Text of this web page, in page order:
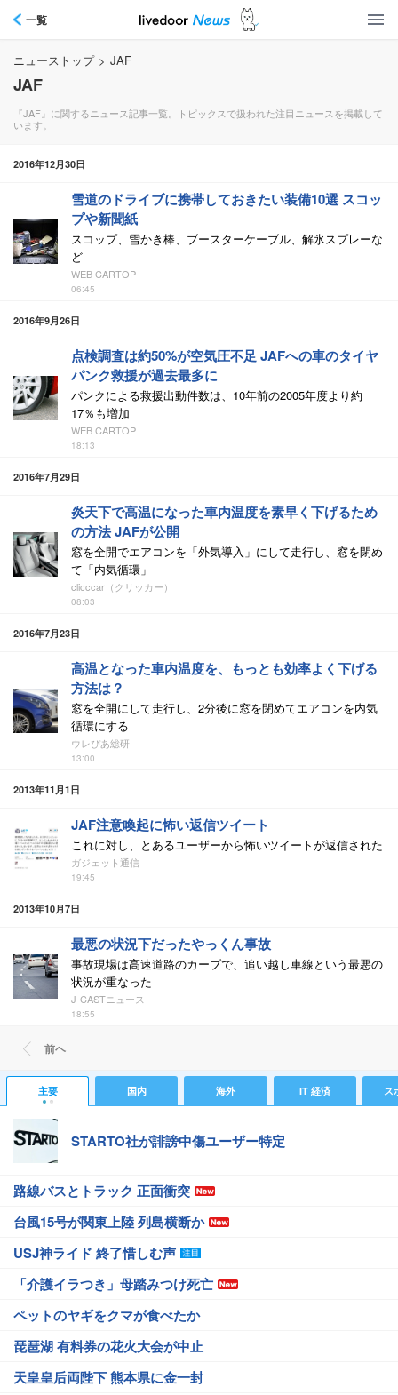
一覧
ニューストップ > JAF
JAF
『JAF』に関するニュース記事一覧。トピックスで扱われた注目ニュースを掲載して
います。
2016年12月30日
雪道のドライブに携帯しておきたい装備10選 スコッ
プや新聞紙
スコップ、雪かき棒、ブースターケーブル、解氷スプレーな
ど
WEB CARTOP
06:45
2016年9月26日
点検調査は約50%が空気圧不足 JAFへの車のタイヤ
パンク救援が過去最多に
パンクによる救援出動件数は、10年前の2005年度より約
17％も増加
WEB CARTOP
18:13
2016年7月29日
炎天下で高温になった車内温度を素早く下げるため
の方法 JAFが公開
窓を全開でエアコンを「外気導入」にして走行し、窓を閉め
て「内気循環」
clicccar（クリッカー）
08:03
2016年7月23日
高温となった車内温度を、もっとも効率よく下げる
方法は？
窓を全開にして走行し、2分後に窓を閉めてエアコンを内気
循環にする
ウレぴあ総研
13:00
2013年11月1日
JAF注意喚起に怖い返信ツイート
これに対し、とあるユーザーから怖いツイートが返信された
ガジェット通信
19:45
2013年10月7日
最悪の状況下だったやっくん事故
事故現場は高速道路のカーブで、追い越し車線という最悪の
状況が重なった
J-CASTニュース
18:55
前ヘ
主要 国内 海外 IT 経済 ス
STARTO社が誹謗中傷ユーザー特定
路線バスとトラック 正面衝突
台風15号が関東上陸 列島横断か
USJ神ライド 終了惜しむ声
「介護イラつき」母踏みつけ死亡
ペットのヤギをクマが食べたか
琵琶湖 有料券の花火大会が中止
天皇皇后両陛下 熊本県に金一封